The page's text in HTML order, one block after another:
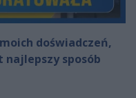
doświadczeń,
sposób